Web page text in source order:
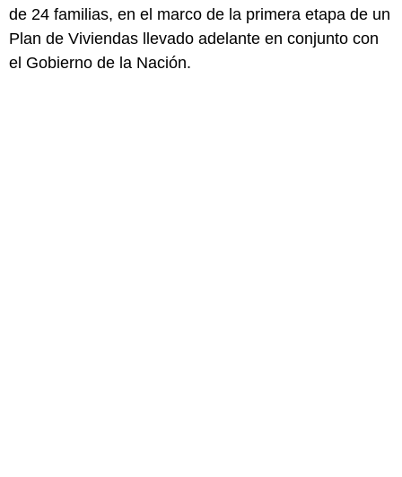
de 24 familias, en el marco de la primera etapa de un
Plan de Viviendas llevado adelante en conjunto con
el Gobierno de la Nación.